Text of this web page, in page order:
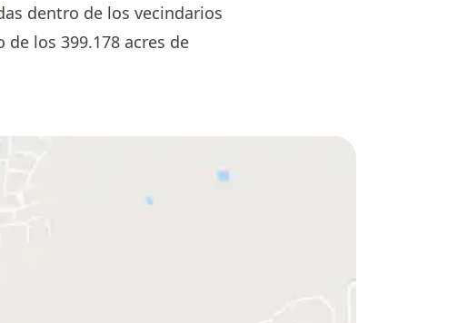
dentro de los vecindarios
de los 399.178 acres de